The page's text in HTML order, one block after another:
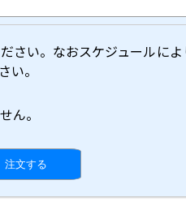
さい。なおスケジュールに
い。
ん。